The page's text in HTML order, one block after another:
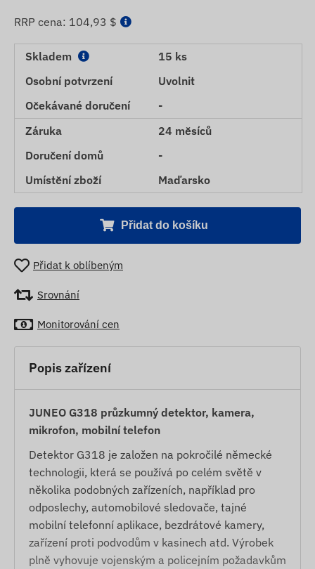
RRP cena: 104,93 $
Skladem
15 ks
Osobní potvrzení
Uvolnit
Očekávané doručení
-
Záruka
24 měsíců
Doručení domů
-
Umístění zboží
Maďarsko
Přidat do košíku
Přidat k oblíbeným
Srovnání
Monitorování cen
Popis zařízení
JUNEO G318 průzkumný detektor, kamera,
mikrofon, mobilní telefon
Detektor G318 je založen na pokročilé německé
technologii, která se používá po celém světě v
několika podobných zařízeních, například pro
odposlechy, automobilové sledovače, tajné
mobilní telefonní aplikace, bezdrátové kamery,
zařízení proti podvodům v kasinech atd. Výrobek
plně vyhovuje vojenským a policejním požadavkům